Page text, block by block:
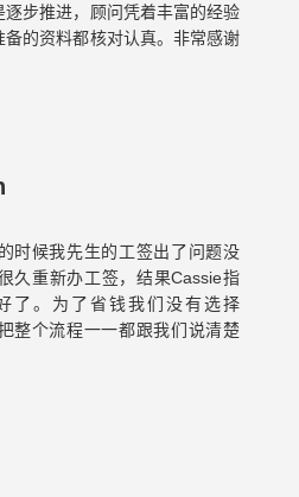
步推进，顾问凭着丰富的经验
的资料都核对认真。非常感谢
时候我先生的工签出了问题没
久重新办工签，结果Cassie指
了。为了省钱我们没有选择
整个流程一一都跟我们说清楚
个才来加拿大半年的小白也很
那么希望你们以后越来越好！